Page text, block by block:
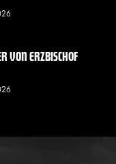
ERZBISCHOF L